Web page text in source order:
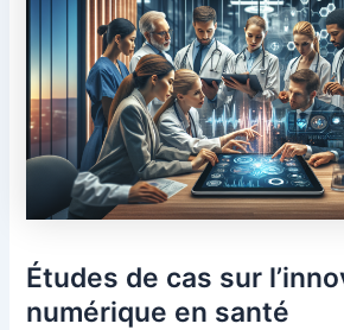
Études de cas sur
numérique en santé